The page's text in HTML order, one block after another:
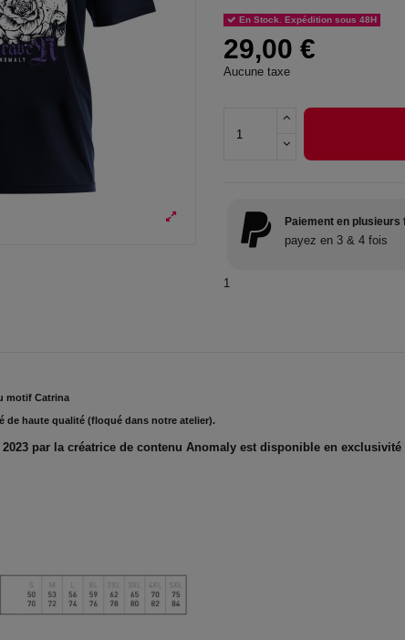
En Stock. Expédition sous 48H
29,00 €
Aucune taxe
Paiement en plusieurs
payez en 3 & 4 fois
1
motif Catrina
de haute qualité (floqué dans notre atelier).
par la créatrice de contenu Anomaly est disponible en